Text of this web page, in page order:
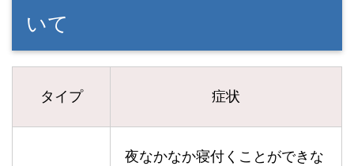
いて
タイプ 症状
夜なかなか寝付くことができな